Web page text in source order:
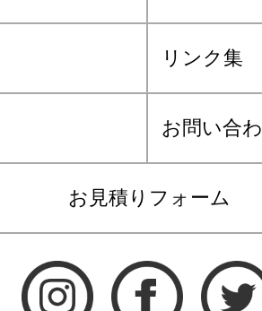
リンク集
お問い合
お見積りフォーム